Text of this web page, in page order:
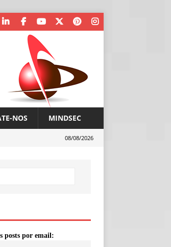
NOS MINDSEC
08/08/2026
posts por email: